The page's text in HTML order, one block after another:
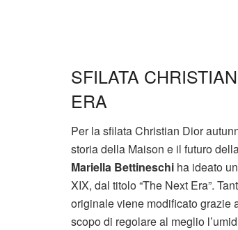
SFILATA
ERA
Per la sfilata Christian Dior
storia della Maison e il futuro
Mariella Bettineschi ha ideato
XIX, dal titolo “The Next Era”.
originale viene modificato grazie
scopo di regolare al meglio